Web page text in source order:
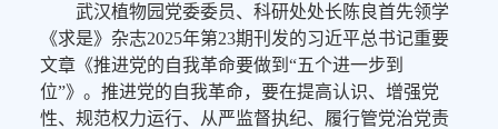
武汉植物园党委委员、科研处处长陈良首先领学
《求是》杂志2025年第23期刊发的习近平总书记重要
文章《推进党的自我革命要做到“五个进一步到
位”》。推进党的自我革命，要在提高认识、增强党
性、规范权力运行、从严监督执纪、履行管党治党责